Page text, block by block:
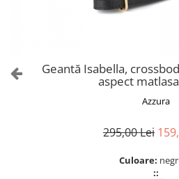
Genți AlbeGeantă Isabella,
aspect
Azzura
295,00 Lei
Culoare:
::